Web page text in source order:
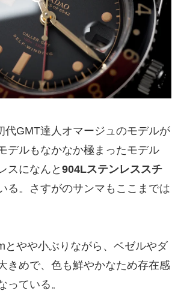
代GMT達人オマージュのモデルが
デルもなかなか極まったモデル
スになんと 904Lステンレススチ
る。さすがのサンマもここまでは
とやや小ぶりながら、ベゼルやダ
きめで、色も鮮やかなため存在感
っている。